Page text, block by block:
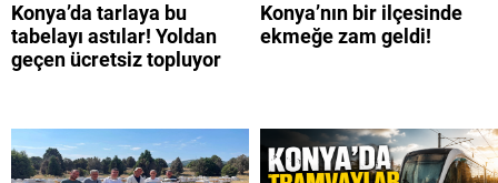
Konya’da tarlaya bu
tabelayı astılar! Yoldan
geçen ücretsiz topluyor
Konya’nın bir ilçesinde
ekmeğe zam geldi!